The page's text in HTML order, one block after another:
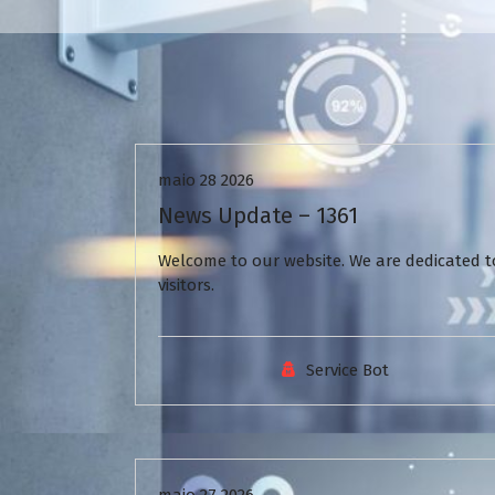
Uncategorized
maio 28 2026
News Update – 1361
Welcome to our website. We are
visitors.
Service Bot